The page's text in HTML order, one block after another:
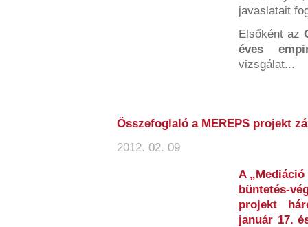
javaslatait
Elsőként az
éves
vizsgálat...
Összefoglaló a MEREPS projekt
2012. 02. 09
A
büntetés-
projekt
január 17.